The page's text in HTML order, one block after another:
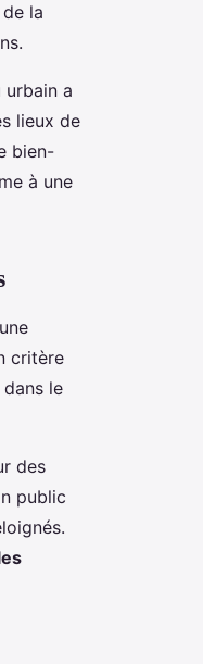
la
urbain a
lieux de
bien-
à une
critère
le
des
public